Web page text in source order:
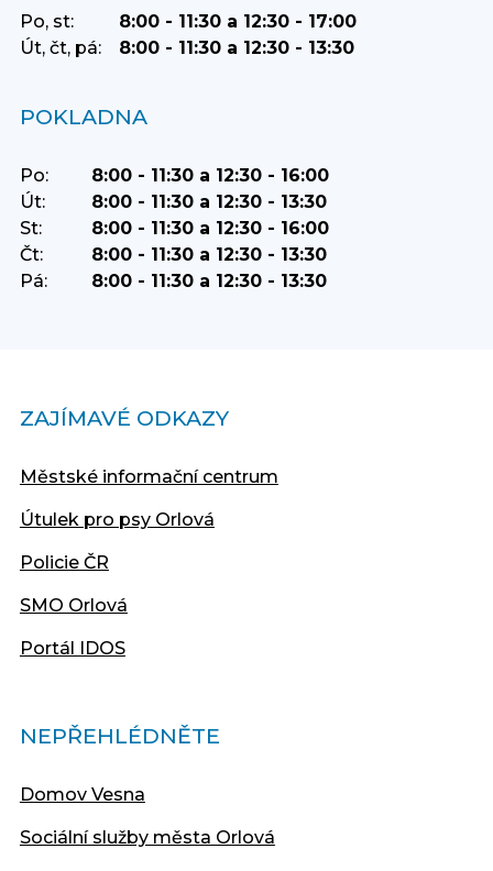
Po, st:
8:00 - 11:30 a 12:30 - 17:00
Út, čt, pá:
8:00 - 11:30 a 12:30 - 13:30
POKLADNA
Po:
8:00 - 11:30 a 12:30 - 16:00
Út:
8:00 - 11:30 a 12:30 - 13:30
St:
8:00 - 11:30 a 12:30 - 16:00
Čt:
8:00 - 11:30 a 12:30 - 13:30
Pá:
8:00 - 11:30 a 12:30 - 13:30
ZAJÍMAVÉ ODKAZY
Městské informační centrum
Útulek pro psy Orlová
Policie ČR
SMO Orlová
Portál IDOS
NEPŘEHLÉDNĚTE
Domov Vesna
Sociální služby města Orlová